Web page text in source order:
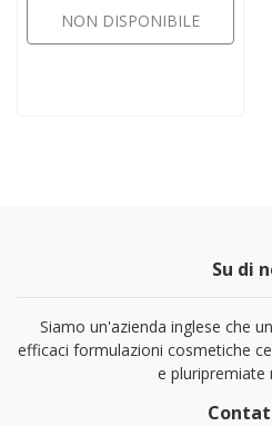
NON DISPONIBILE
Su di
Siamo un'azienda inglese che
efficaci formulazioni cosmetiche
e pluripremiate